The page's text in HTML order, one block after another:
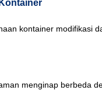
kontainer modifikasi
menginap berbeda